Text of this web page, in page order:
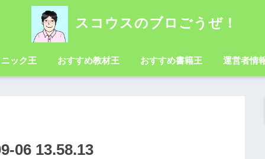
スコウスのブロごうぜ！
ック王 おすすめ教材王 おすすめ書籍王 運営者情
06 13.58.13